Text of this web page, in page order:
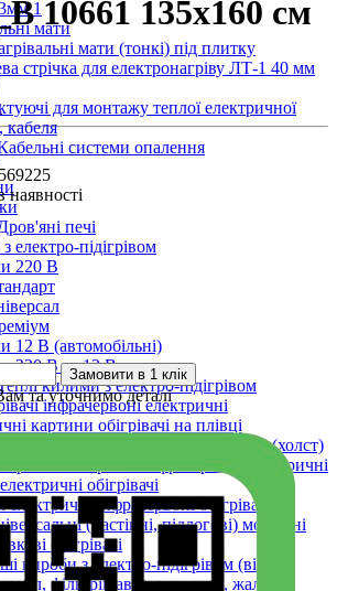
1
мати
мати (тонкі) під плитку
стрічка для електронагріву ЛТ-1 40 мм
для монтажу теплої електричної
кабеля
системи опалення
печі
електро-підігрівом
220 В
12 В (автомобільні)
220 В та 12 В
килими з електро-підігрівом
інфрачервоні електричні
картини обігрівачі на плівці
обігрівачі картини на полотні (холст)
обігрівачі інфрачервоні електричні
обігрівачі
електричні інфрачервоні обігрівачі
(настінні, підлогові) мобільні
обігрівачі
вироби з електро-підігрівом (вікон,
фільтрів авто, шпалери, жалюзі)
10661 135х160 см
наявності
Замовити в 1 клік
та уточнимо деталі